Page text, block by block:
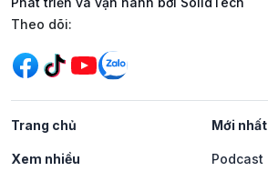
Mạng xã hội
Theo dõi:
Trang chủ Mới nhất
Xem nhiều Podcast